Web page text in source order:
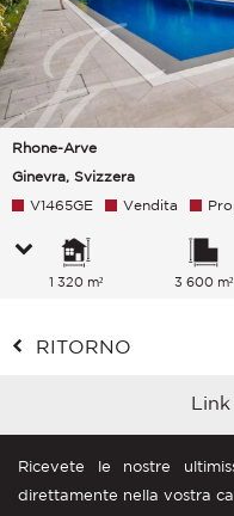
Rhone-Arve
Ginevra, Svizzera
V1465GE Vendita
1 320 m² 3 600 m²
RITORNO
Ricevete le nostre
direttamente nella vostra